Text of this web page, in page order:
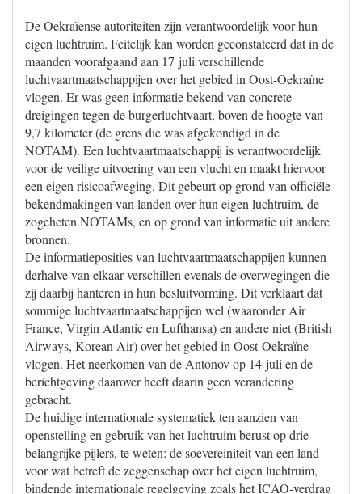
De Oekraïense autoriteiten zijn verantwoordelijk voor hun
eigen luchtruim. Feitelijk kan worden geconstateerd dat in de
maanden voorafgaand aan 17 juli verschillende
luchtvaartmaatschappijen over het gebied in Oost-Oekraïne
vlogen. Er was geen informatie bekend van concrete
dreigingen tegen de burgerluchtvaart, boven de hoogte van
9,7 kilometer (de grens die was afgekondigd in de
NOTAM). Een luchtvaartmaatschappij is verantwoordelijk
voor de veilige uitvoering van een vlucht en maakt hiervoor
een eigen risicoafweging. Dit gebeurt op grond van officiële
bekendmakingen van landen over hun eigen luchtruim, de
zogeheten NOTAMs, en op grond van informatie uit andere
bronnen.
De informatieposities van luchtvaartmaatschappijen kunnen
derhalve van elkaar verschillen evenals de overwegingen die
zij daarbij hanteren in hun besluitvorming. Dit verklaart dat
sommige luchtvaartmaatschappijen wel (waaronder Air
France, Virgin Atlantic en Lufthansa) en andere niet (British
Airways, Korean Air) over het gebied in Oost-Oekraïne
vlogen. Het neerkomen van de Antonov op 14 juli en de
berichtgeving daarover heeft daarin geen verandering
gebracht.
De huidige internationale systematiek ten aanzien van
openstelling en gebruik van het luchtruim berust op drie
belangrijke pijlers, te weten: de soevereiniteit van een land
voor wat betreft de zeggenschap over het eigen luchtruim,
bindende internationale regelgeving zoals het ICAO-verdrag